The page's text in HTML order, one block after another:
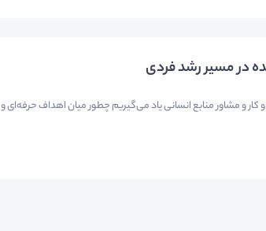
در مسیر رشد فردی
و مشاور منابع انسانی یاد می‌گیریم چطور میان اهداف حرفه‌ای و